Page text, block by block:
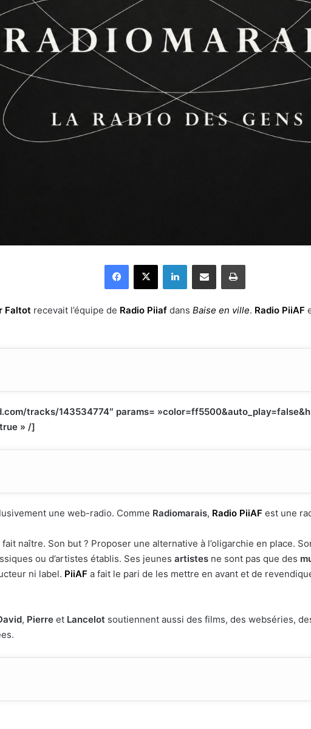
Faltot recevait l’équipe de Radio Piiaf dans Baise en ville. Radio PiiAF
tracks/143534774″ params=
» /]
une web-radio. Comme Radiomarais, Radio PiiAF est une
fait naître. Son but ? Proposer une alternative à l’oligarchie en place.
ou d’artistes établis. Ses jeunes artistes ne sont pas que des
ni label. PiiAF a fait le pari de les mettre en avant et de
, Pierre et Lancelot soutiennent aussi des films, des webséries,